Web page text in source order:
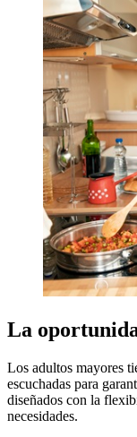
La
Los adultos mayores
escuchadas para
diseñados con la
necesidades.